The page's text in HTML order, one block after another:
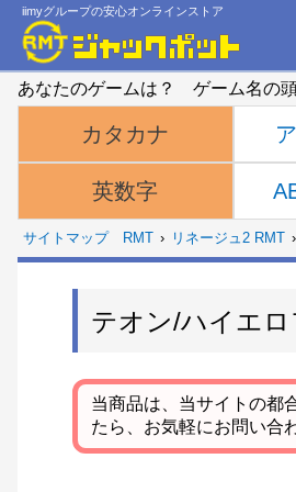
iimyグループの安心オンラインストア
あなたのゲームは？ ゲーム名の
カタカナ
英数字
ア
サイトマップ RMT リネージュ2 RMT
テオン/ハイエ
当商品は、当サイトの都
たら、お気軽にお問い合